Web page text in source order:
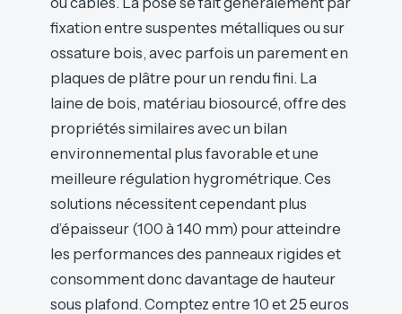
fixation entre suspentes métalliques ou sur
ossature bois, avec parfois un parement en
plaques de plâtre pour un rendu fini. La
laine de bois, matériau biosourcé, offre des
propriétés similaires avec un bilan
environnemental plus favorable et une
meilleure régulation hygrométrique. Ces
solutions nécessitent cependant plus
d’épaisseur (100 à 140 mm) pour atteindre
les performances des panneaux rigides et
consomment donc davantage de hauteur
sous plafond. Comptez entre 10 et 25 euros